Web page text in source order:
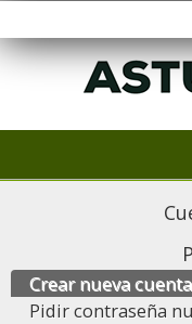
Crear nueva cuenta
Pidir contraseña